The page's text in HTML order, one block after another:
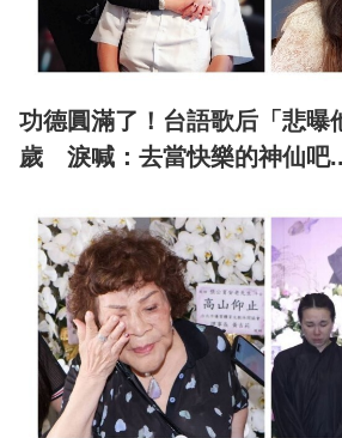
功德圓滿了！台語歌后「悲曝
歲 淚喊：去當快樂的神仙吧